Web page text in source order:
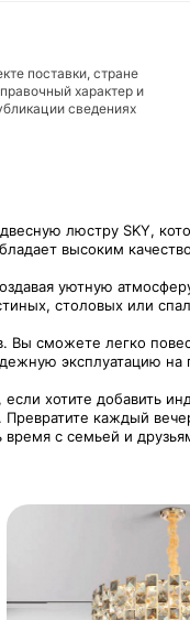
поставки, стране
характер и
сведениях
люстру SKY,
высоким
уютную
столовых или
Вы сможете легко
эксплуатацию
хотите добавить
каждый
время с семьей и